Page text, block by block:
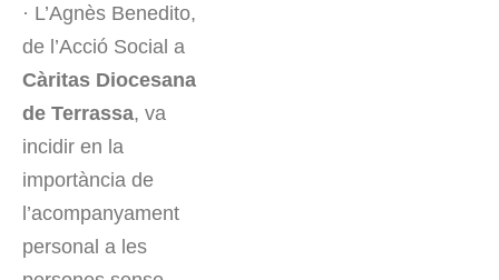
· L’Agnès Benedito,
de l’Acció Social a
Càritas Diocesana
de Terrassa, va
incidir en la
importància de
l’acompanyament
personal a les